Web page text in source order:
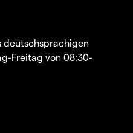
deutschsprachigen
Freitag von 08:30-